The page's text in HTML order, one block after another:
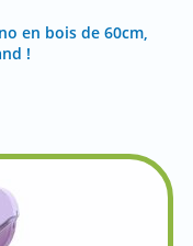
en bois de 60cm,
!